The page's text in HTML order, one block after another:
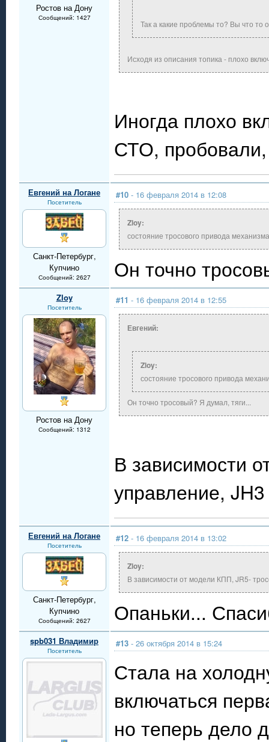
Ростов на Дону
Сообщений: 1427
Так а какие проблемы то? Вы что
Исходя из описания топика - плохо
Иногда плохо
СТО, пробовали,
Евгений на Логане
Посетитель
Санкт-Петербург,
Купчино
Сообщений: 2627
#10 - 16 февраля 2014 в 12:08
Zloy:
состояние тросового привода
Он точно
Zloy
Посетитель
Ростов на Дону
Сообщений: 1312
#11 - 16 февраля 2014 в 12:55
Евгений:
Zloy:
состояние тросового привода
Он точно тросовый? Я думал, тяги...
В зависимости
управление, JH3
Евгений на Логане
Посетитель
Санкт-Петербург,
Купчино
Сообщений: 2627
#12 - 16 февраля 2014 в 13:02
Zloy:
В зависимости от модели КПП, JR5-
Опаньки...
spb031 Владимир
Посетитель
#13 - 26 октября 2014 в 15:24
Стала на
включаться
но теперь дело